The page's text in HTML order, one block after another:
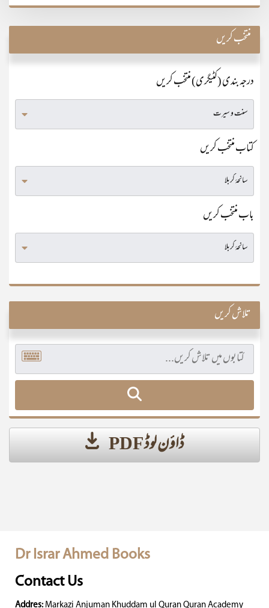
منتخب کریں
درجہ بندی (کٹیگری) منتخب کریں
کتاب منتخب کریں
باب منتخب کریں
تلاش کریں
ڈاؤن لوڈ PDF
Dr Israr Ahmed Books
Contact Us
Addres: Markazi Anjuman Khuddam ul Quran Quran Academy